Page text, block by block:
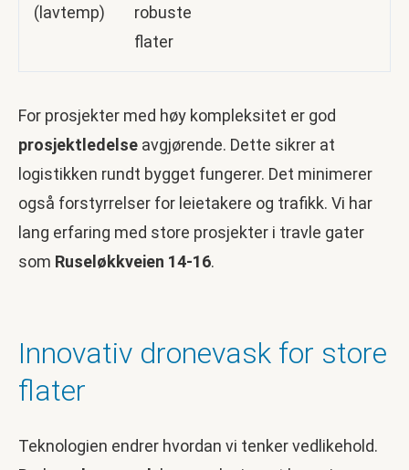
(lavtemp)
robuste
flater
For prosjekter med høy kompleksitet er god
prosjektledelse avgjørende. Dette sikrer at
logistikken rundt bygget fungerer. Det minimerer
også forstyrrelser for leietakere og trafikk. Vi har
lang erfaring med store prosjekter i travle gater
som Ruseløkkveien 14-16.
Innovativ dronevask for store
flater
Teknologien endrer hvordan vi tenker vedlikehold.